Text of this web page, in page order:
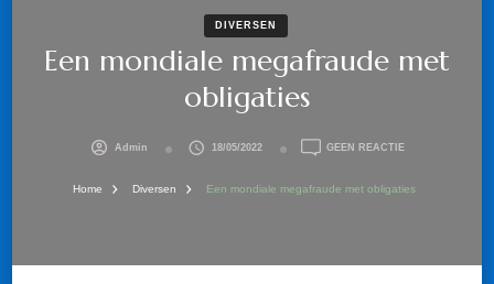
DIVERSEN
Een mondiale megafraude met
obligaties
Admin 18/05/2022 GEEN REACTIEOP
MEGAFRAUDE
Home Diversen Een mondiale megafraude met obligaties